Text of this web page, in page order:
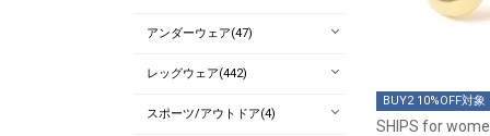
BUY2 10%OFF対象
SHIPS for
アンダーウェア(47)
レッグウェア(442)
スポーツ/アウトドア(4)